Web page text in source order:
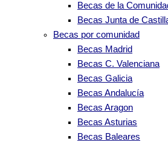
Becas de la
Becas Junta de
Becas por comunidad
Becas Madrid
Becas C. Valenciana
Becas Galicia
Becas Andalucía
Becas Aragon
Becas Asturias
Becas Baleares